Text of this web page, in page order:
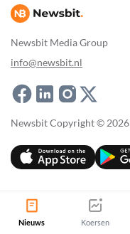
Newsbit Media Group
info@newsbit.nl
Newsbit Copyright © 2026
Nieuws Koersen